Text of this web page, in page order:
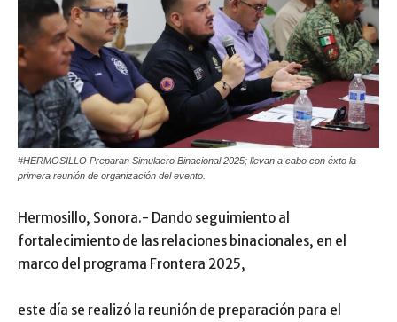
#HERMOSILLO Preparan Simulacro Binacional 2025; llevan a cabo con éxto la
primera reunión de organización del evento.
Hermosillo, Sonora.- Dando seguimiento al
fortalecimiento de las relaciones binacionales, en el
marco del programa Frontera 2025,
este día se realizó la reunión de preparación para el